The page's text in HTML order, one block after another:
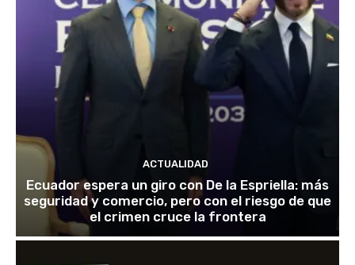
ACTUALIDAD
Ecuador espera un giro con De la Espriella: más
seguridad y comercio, pero con el riesgo de que
el crimen cruce la frontera